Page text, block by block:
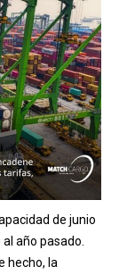
de junio
año pasado.
hecho, la